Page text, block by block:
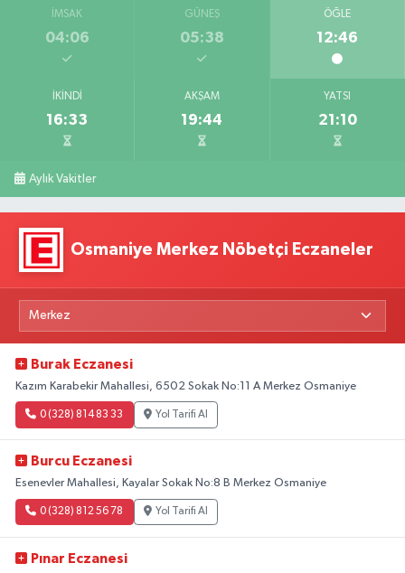
İMSAK
04:06
GÜNEŞ
05:38
ÖĞLE
12:46
İKINDI
16:33
AKŞAM
19:44
YATSI
21:10
Aylık Vakitler
Osmaniye Merkez Nöbetçi Eczaneler
Burak Eczanesi
Kazım Karabekir Mahallesi, 6502 Sokak No:11 A Merkez Osmaniye
0 (328) 814 83 33 Yol Tarifi Al
Burcu Eczanesi
Esenevler Mahallesi, Kayalar Sokak No:8 B Merkez Osmaniye
0 (328) 812 56 78 Yol Tarifi Al
Pınar Eczanesi